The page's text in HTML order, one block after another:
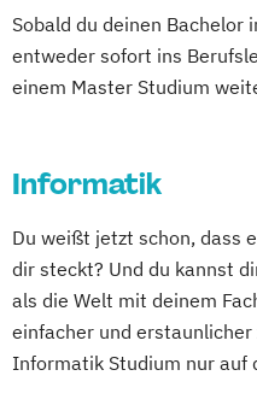
Coaching und
Computer Science
Customer
DevOps und Cloud
Digital Business
Digital
(DE/EN)
Politikwissenschaft
Praktische
Volkswirtschaft
innen und
Sobald du deinen Bachelor
entweder sofort ins
einem Master Studium
Informatik
Du weißt jetzt schon, dass
dir steckt? Und du kannst
als die Welt mit deinem
einfacher und
Informatik Studium nur auf